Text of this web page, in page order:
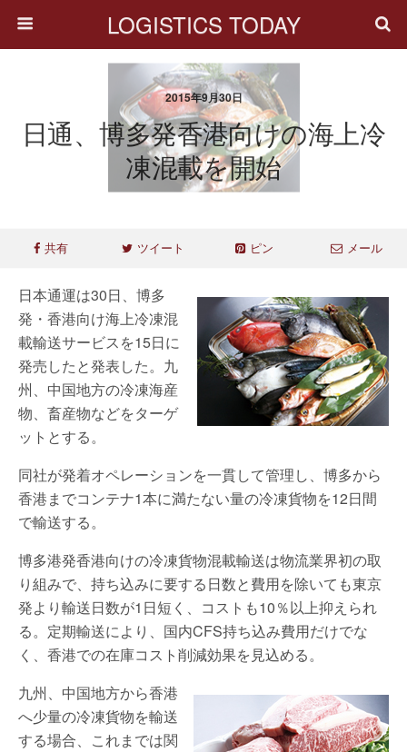
LOGISTICS TODAY
2015年9月30日
日通、博多発香港向けの海上冷
凍混載を開始
共有 ツイート ピン メール
日本通運は30日、博多
発・香港向け海上冷凍混
載輸送サービスを15日に
発売したと発表した。九
州、中国地方の冷凍海産
物、畜産物などをターゲ
ットとする。
同社が発着オペレーションを一貫して管理し、博多から
香港までコンテナ1本に満たない量の冷凍貨物を12日間
で輸送する。
博多港発香港向けの冷凍貨物混載輸送は物流業界初の取
り組みで、持ち込みに要する日数と費用を除いても東京
発より輸送日数が1日短く、コストも10％以上抑えられ
る。定期輸送により、国内CFS持ち込み費用だけでな
く、香港での在庫コスト削減効果を見込める。
九州、中国地方から香港
へ少量の冷凍貨物を輸送
する場合、これまでは関